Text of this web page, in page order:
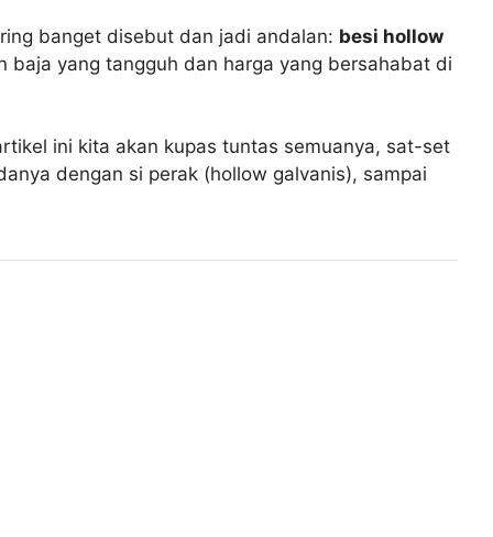
banget disebut dan jadi andalan: besi hollow
baja yang tangguh dan harga yang bersahabat di
ini kita akan kupas tuntas semuanya, sat-set
dengan si perak (hollow galvanis), sampai